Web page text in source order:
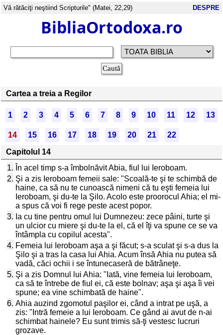
Vă rătăciţi neştiind Scripturile" (Matei, 22,29) DESPRE
BibliaOrtodoxa.ro
Cartea a treia a Regilor
1 2 3 4 5 6 7 8 9 10 11 12 13
14 15 16 17 18 19 20 21
22
Capitolul 14
1. În acel timp s-a îmbolnăvit Abia, fiul lui Ieroboam.
2. Şi a zis Ieroboam femeii sale: "Scoală-te şi te schimbă de
haine, ca să nu te cunoască nimeni că tu eşti femeia lui
Ieroboam, şi du-te la Şilo. Acolo este proorocul Ahia; el mi-
a spus că voi fi rege peste acest popor.
3. Ia cu tine pentru omul lui Dumnezeu: zece pâini, turte şi
un ulcior cu miere şi du-te la el, că el îţi va spune ce se va
întâmpla cu copilul acesta".
4. Femeia lui Ieroboam aşa a şi făcut; s-a sculat şi s-a dus la
Şilo şi a tras la casa lui Ahia. Acum însă Ahia nu putea să
vadă, căci ochii i se întunecaseră de bătrâneţe.
5. Şi a zis Domnul lui Ahia: "Iată, vine femeia lui Ieroboam,
ca să te întrebe de fiul ei, că este bolnav; aşa şi aşa îi vei
spune; ea vine schimbată de haine".
6. Ahia auzind zgomotul paşilor ei, când a intrat pe uşă, a
zis: "Intră femeie a lui Ieroboam. Ce gând ai avut de n-ai
schimbat hainele? Eu sunt trimis să-ţi vestesc lucruri
grozave.